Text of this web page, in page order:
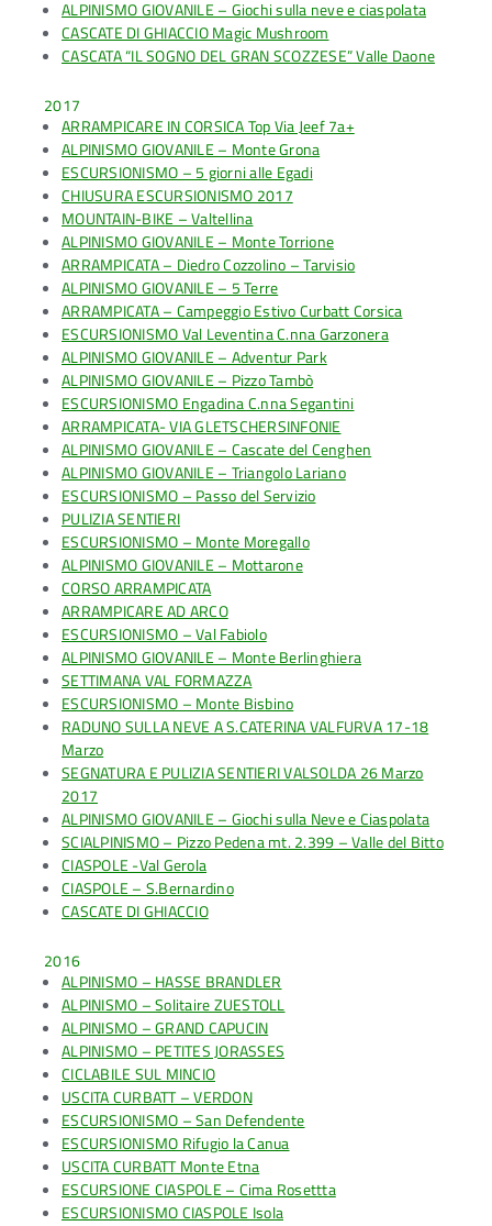
ALPINISMO GIOVANILE – Giochi sulla neve e ciaspolata
CASCATE DI GHIACCIO Magic Mushroom
CASCATA “IL SOGNO DEL GRAN SCOZZESE” Valle Daone
2017
ARRAMPICARE IN CORSICA Top Via Jeef 7a+
ALPINISMO GIOVANILE – Monte Grona
ESCURSIONISMO – 5 giorni alle Egadi
CHIUSURA ESCURSIONISMO 2017
MOUNTAIN-BIKE – Valtellina
ALPINISMO GIOVANILE – Monte Torrione
ARRAMPICATA – Diedro Cozzolino – Tarvisio
ALPINISMO GIOVANILE – 5 Terre
ARRAMPICATA – Campeggio Estivo Curbatt Corsica
ESCURSIONISMO Val Leventina C.nna Garzonera
ALPINISMO GIOVANILE – Adventur Park
ALPINISMO GIOVANILE – Pizzo Tambò
ESCURSIONISMO Engadina C.nna Segantini
ARRAMPICATA- VIA GLETSCHERSINFONIE
ALPINISMO GIOVANILE – Cascate del Cenghen
ALPINISMO GIOVANILE – Triangolo Lariano
ESCURSIONISMO – Passo del Servizio
PULIZIA SENTIERI
ESCURSIONISMO – Monte Moregallo
ALPINISMO GIOVANILE – Mottarone
CORSO ARRAMPICATA
ARRAMPICARE AD ARCO
ESCURSIONISMO – Val Fabiolo
ALPINISMO GIOVANILE – Monte Berlinghiera
SETTIMANA VAL FORMAZZA
ESCURSIONISMO – Monte Bisbino
RADUNO SULLA NEVE A S.CATERINA VALFURVA 17-18
Marzo
SEGNATURA E PULIZIA SENTIERI VALSOLDA 26 Marzo
2017
ALPINISMO GIOVANILE – Giochi sulla Neve e Ciaspolata
SCIALPINISMO – Pizzo Pedena mt. 2.399 – Valle del Bitto
CIASPOLE -Val Gerola
CIASPOLE – S.Bernardino
CASCATE DI GHIACCIO
2016
ALPINISMO – HASSE BRANDLER
ALPINISMO – Solitaire ZUESTOLL
ALPINISMO – GRAND CAPUCIN
ALPINISMO – PETITES JORASSES
CICLABILE SUL MINCIO
USCITA CURBATT – VERDON
ESCURSIONISMO – San Defendente
ESCURSIONISMO Rifugio la Canua
USCITA CURBATT Monte Etna
ESCURSIONE CIASPOLE – Cima Rosettta
ESCURSIONISMO CIASPOLE Isola